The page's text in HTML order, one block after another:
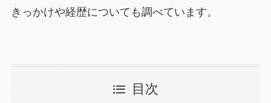
きっかけや経歴についても調べています。
目次